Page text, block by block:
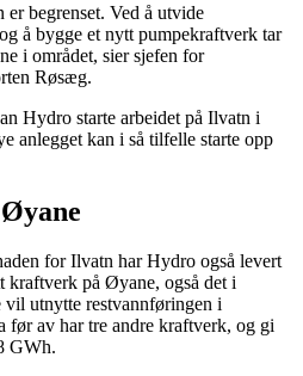
begrenset. Ved å utvide
å bygge et nytt pumpekraftverk tar
i området, sier sjefen for
Røsæg.
Hydro starte arbeidet på Ilvatn i
anlegget kan i så tilfelle starte opp
for Ilvatn har Hydro også levert
kraftverk på Øyane, også det i
utnytte restvannføringen i
før av har tre andre kraftverk, og gi
GWh.